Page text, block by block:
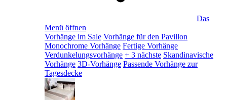
Das
Menü öffnen
Vorhänge im Sale Vorhänge für den Pavillon
Monochrome Vorhänge Fertige Vorhänge
Verdunkelungsvorhänge + 3 nächste Skandinavische
Vorhänge 3D-Vorhänge Passende Vorhänge zur
Tagesdecke